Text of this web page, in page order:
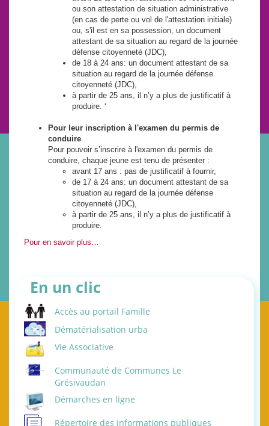
ou son attestation de situation administrative
(en cas de perte ou vol de l'attestation initiale)
ou, s'il est en sa possession, un document
attestant de sa situation au regard de la journée
défense citoyenneté (JDC),
de 18 à 24 ans: un document attestant de sa
situation au regard de la journée défense
citoyenneté (JDC),
à partir de 25 ans, il n’y a plus de justificatif à
produire. ‘
Pour leur inscription à l'examen du permis de
conduire
Pour pouvoir s’inscrire à l'examen du permis de
conduire, chaque jeune est tenu de présenter :
avant 17 ans : pas de justificatif à fournir,
de 17 à 24 ans: un document attestant de sa
situation au regard de la journée défense
citoyenneté (JDC),
à partir de 25 ans, il n’y a plus de justificatif à
produire.
Pour en savoir plus…
En un clic
Accès au portail Famille
Dématérialisation urba
Vie Associative
Communauté de Communes Le
Grésivaudan
Démarches en ligne
Répertoire des informations publiques